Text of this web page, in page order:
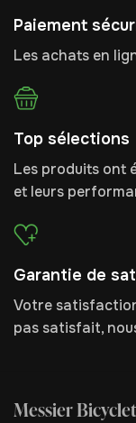
Paiement
Les achats en
Top sélections
Les produits ont
et leurs
Garantie de
Votre
pas satisfait,
Messier